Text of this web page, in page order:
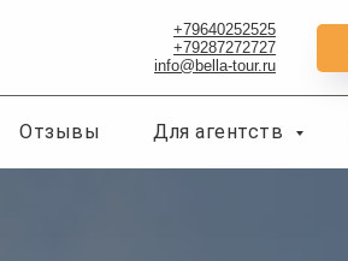
+79640252525
+79287272727
info@bella-tour.ru
Отзывы Для агентств